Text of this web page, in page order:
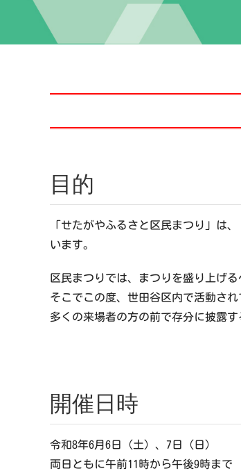
目的
「せたがやふるさと区民まつり」
います。
区民まつりでは、まつりを盛り上げ
そこでこの度、世田谷区内で活動さ
多くの来場者の方の前で存分に披露
開催日時
令和8年6月6日（土）、7日（日）
両日ともに午前11時から午後9時まで